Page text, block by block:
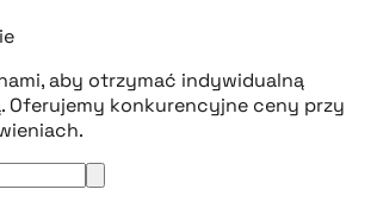
aby otrzymać indywidualną
Oferujemy konkurencyjne ceny przy